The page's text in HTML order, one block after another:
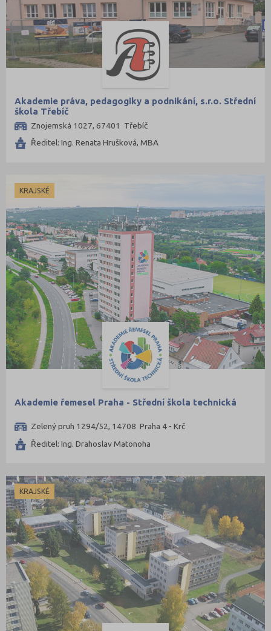
Akademie práva, pedagogiky a podnikání, s.r.o. Střední
škola Třebíč
Znojemská 1027, 67401 Třebíč
Ředitel: Ing. Renata Hrušková, MBA
KRAJSKÉ
Akademie řemesel Praha - Střední škola technická
Zelený pruh 1294/52, 14708 Praha 4 - Krč
Ředitel: Ing. Drahoslav Matonoha
KRAJSKÉ